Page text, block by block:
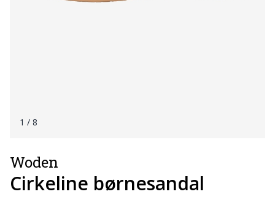
1 / 8
Woden
Cirkeline børnesandal